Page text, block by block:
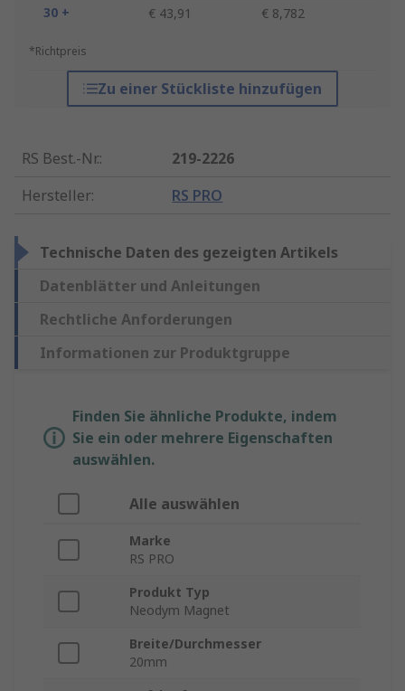
30 +
€ 43,91 € 8,782
*Richtpreis
Zu einer Stückliste hinzufügen
RS Best.-Nr.:
219-2226
Hersteller: RS PRO
Technische Daten des gezeigten Artikels
Datenblätter und Anleitungen
Rechtliche Anforderungen
Informationen zur Produktgruppe
Finden Sie ähnliche Produkte, indem
Sie ein oder mehrere Eigenschaften
auswählen.
Alle auswählen
Marke
RS PRO
Produkt Typ
Neodym Magnet
Breite/Durchmesser
20mm